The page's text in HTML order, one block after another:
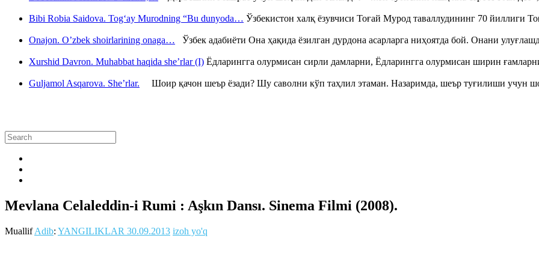
Bibi Robia Saidova. Tog‘ay Murodning “Bu dunyoda… Ўзбекистон халқ ёзувчиси Тоғай Мурод таваллудининг 70
Onajon. O’zbek shoirlarining onaga… Ўзбек адабиёти Она ҳақида ёзилган дурдона асарларга ниҳоятда бой. Онани
Xurshid Davron. Muhabbat haqida she’rlar (I) Ёдларингга олурмисан сирли дамларни, Ёдларингга олурмисан ширин
Guljamol Asqarova. She’rlar. Шоир қачон шеър ёзади? Шу саволни кўп таҳлил этаман. Назаримда, шеър туғилиши учун
Mevlana Celaleddin-i Rumi : Aşkın Dansı. Sinema Filmi (2008).
MuallifAdib: YANGILIKLAR 30.09.2013 izoh yo'q